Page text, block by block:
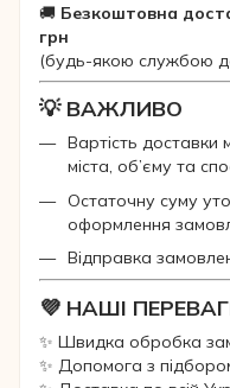
🚚 Безкоштовна
грн
(будь-якою службою
💡 ВАЖЛИВО
Вартість доставки
міста, об’єму та
Остаточну суму
оформлення
Відправка
💜 НАШІ
✨ Швидка обробка
✨ Допомога з